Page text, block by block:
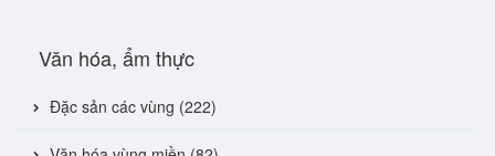
Văn hóa, ẩm thực
Đặc sản các vùng (222)